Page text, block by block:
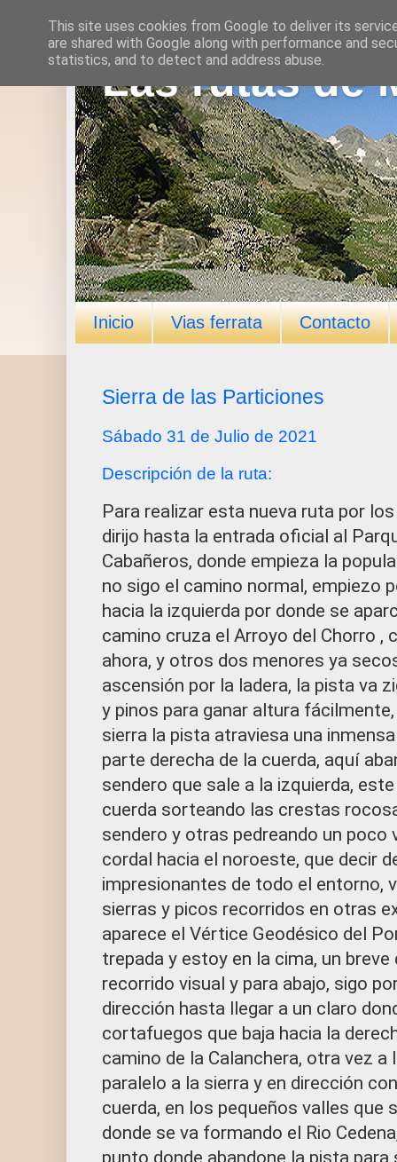
Las rutas de
Inicio Vias ferrata Contacto
Sierra de las Particiones
Sábado 31 de Julio de 2021
Descripción de la ruta:
Para realizar esta nueva ruta por
dirijo hasta la entrada oficial al
Cabañeros, donde empieza la
no sigo el camino normal, empiezo
hacia la izquierda por donde se
camino cruza el Arroyo del Chorro ,
ahora, y otros dos menores ya
ascensión por la ladera, la pista va
y pinos para ganar altura
sierra la pista atraviesa una
parte derecha de la cuerda, aquí
sendero que sale a la izquierda,
cuerda sorteando las crestas
sendero y otras pedreando un poco
cordal hacia el noroeste, que decir
impresionantes de todo el entorno,
sierras y picos recorridos en otras
aparece el Vértice Geodésico del
trepada y estoy en la cima, un
recorrido visual y para abajo, sigo
dirección hasta llegar a un claro
cortafuegos que baja hacia la
camino de la Calanchera, otra vez a
paralelo a la sierra y en dirección
cuerda, en los pequeños valles que
donde se va formando el Rio
punto donde abandone la pista para
This site uses cookies from Google to deliver its
are shared with Google along with performance and
statistics, and to detect and address abuse.